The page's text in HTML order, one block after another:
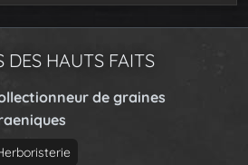
DES HAUTS FAITS
de graines